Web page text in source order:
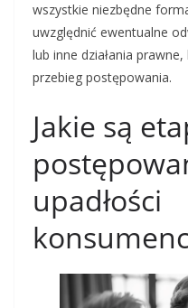
wszystkie niezbędne
uwzględnić ewentualne
lub inne działania
przebieg postępowania.
Jakie są
upadłości